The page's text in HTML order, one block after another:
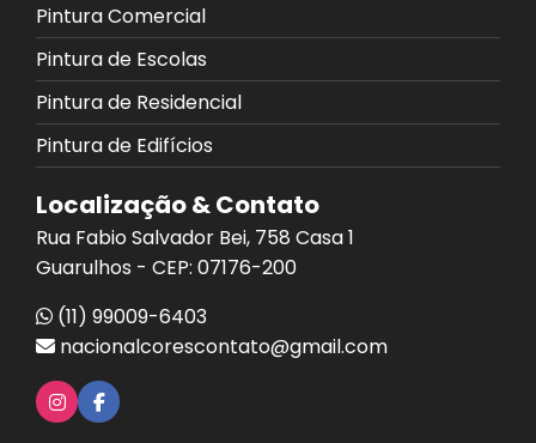
Pintura Comercial
Pintura de Escolas
Pintura de Residencial
Pintura de Edifícios
Localização & Contato
Rua Fabio Salvador Bei, 758 Casa 1
Guarulhos - CEP: 07176-200
(11) 99009-6403
nacionalcorescontato@gmail.com